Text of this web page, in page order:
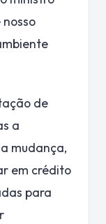
de
a
mudança,
em crédito
para